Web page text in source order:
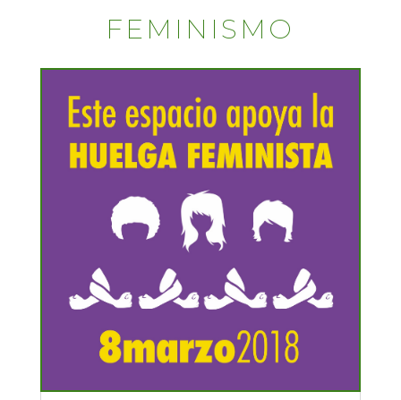
FEMINISMO